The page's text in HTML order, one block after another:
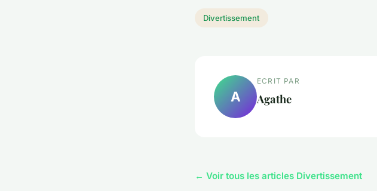
Divertissement
A
ECRIT PAR
Agathe
← Voir tous les articles Divertissement